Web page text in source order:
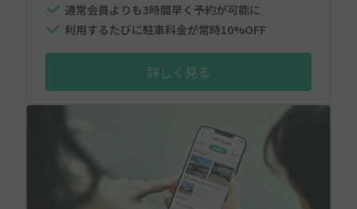
通常会員よりも3時間早く予約が可能に
利用するたびに駐車料金が常時10%OFF
詳しく見る